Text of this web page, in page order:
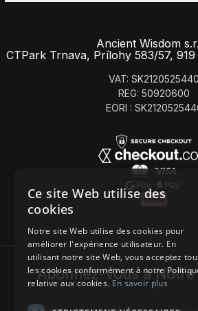
Ancient Wisdom
CTPark Trnava, Prílohy 583/57,
VAT: SK2120525440
REG: 50920600
EORI :
Abonnez-Vous à
Ce site Web utilise des
cookies
Notre site Web utilise des cookies pour
améliorer l'expérience utilisateur. En
utilisant notre site Web, vous acceptez
les cookies conformément à notre
relative aux cookies.En savoir plus